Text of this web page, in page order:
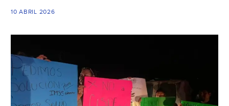
demandan
potable
otras
regulaciones
(La
Jornada)
10 ABRIL 2026